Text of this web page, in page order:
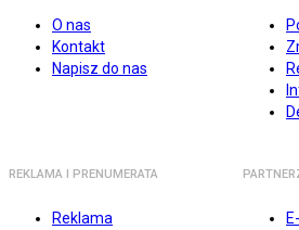
O nas
Kontakt
Napisz do nas
REKLAMA I PRENUMERATA
Reklama